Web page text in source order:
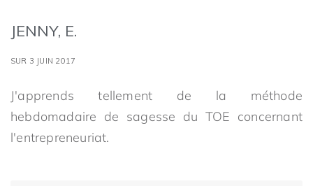
JENNY, E.
SUR 3 JUIN 2017
J'apprends tellement de la méthode
hebdomadaire de sagesse du TOE concernant
l'entrepreneuriat.